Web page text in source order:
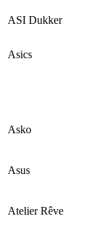
ASI Dukker
Asics
Asko
Asus
Atelier Rêve